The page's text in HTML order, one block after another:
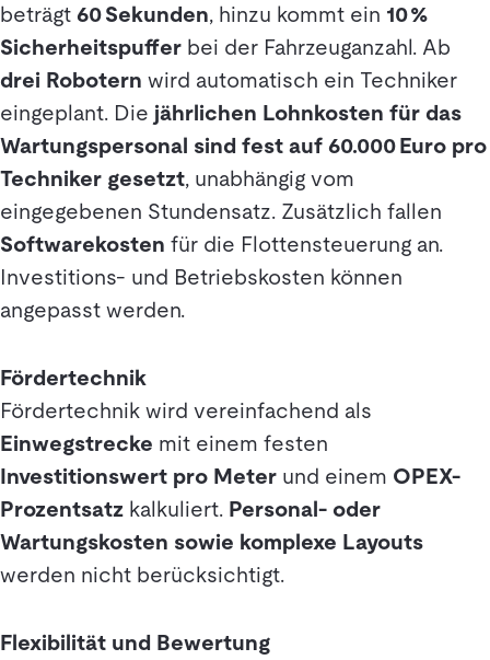
beträgt 60 Sekunden, hinzu kommt ein 10 %
Sicherheitspuffer bei der Fahrzeuganzahl. Ab
drei Robotern wird automatisch ein Techniker
eingeplant. Die jährlichen Lohnkosten für das
Wartungspersonal sind fest auf 60.000 Euro pro
Techniker gesetzt, unabhängig vom
eingegebenen Stundensatz. Zusätzlich fallen
Softwarekosten für die Flottensteuerung an.
Investitions- und Betriebskosten können
angepasst werden.
Fördertechnik
Fördertechnik wird vereinfachend als
Einwegstrecke mit einem festen
Investitionswert pro Meter und einem OPEX-
Prozentsatz kalkuliert. Personal- oder
Wartungskosten sowie komplexe Layouts
werden nicht berücksichtigt.
Flexibilität und Bewertung